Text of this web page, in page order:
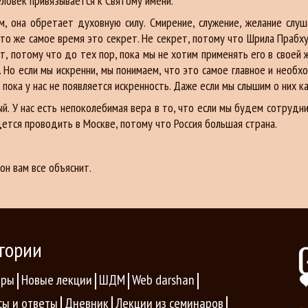
она обретает духовную силу. Смирение, служение, желание
же самое время это секрет. Не секрет, потому что Шрила
потому что до тех пор, пока мы не хотим применять его в своей
если мы искренни, мы понимаем, что это самое главное и
у нас не появляется искренность. Даже если мы слышим о них
У нас есть непоколебимая вера в то, что если мы будем
проводить в Москве, потому что Россия большая страна.
вам все объяснит.
Новые лекции ШДМ Web darshan
и ответы Дневник Лекции из семинаров